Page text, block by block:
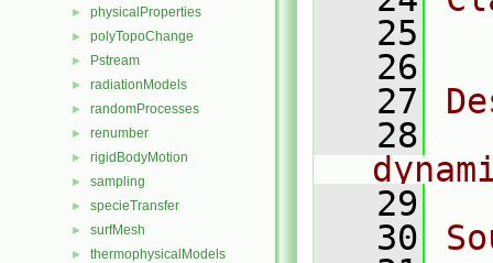
► physicalProperties
► polyTopoChange
► Pstream
► radiationModels
► randomProcesses
► renumber
► rigidBodyMotion
► sampling
► specieTransfer
► surfMesh
► thermophysicalModels
   25
   26
   27
   28
   29
   30